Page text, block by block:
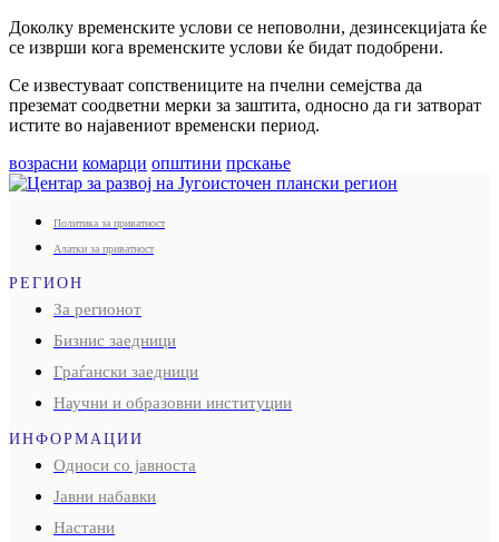
Доколку временските услови се неповолни, дезинсекцијата ќе
се изврши кога временските услови ќе бидат подобрени.
Се известуваат сопствениците на пчелни семејства да
преземат соодветни мерки за заштита, односно да ги затворат
истите во најавениот временски период.
возрасни комарци општини прскање
Политика за приватност
Алатки за приватност
РЕГИОН
За регионот
Бизнис заедници
Граѓански заедници
Научни и образовни институции
ИНФОРМАЦИИ
Односи со јавноста
Јавни набавки
Настани